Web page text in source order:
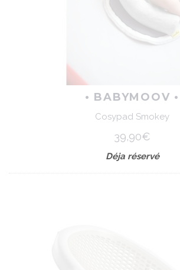
• BABYMOOV •
Cosypad Smokey
39,90€
Déja réservé